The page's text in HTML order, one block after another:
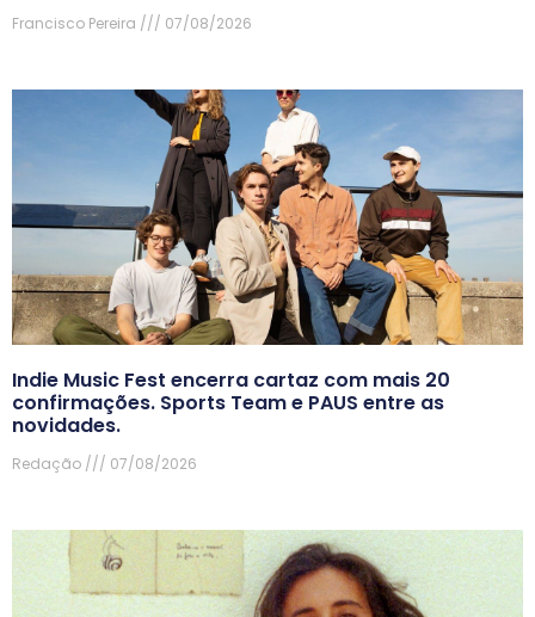
Francisco Pereira 07/08/2026
Indie Music Fest encerra cartaz com mais 20
confirmações. Sports Team e PAUS entre as
novidades.
Redação 07/08/2026